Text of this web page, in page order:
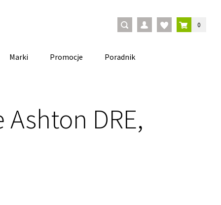
0
Marki Promocje Poradnik
DRE,